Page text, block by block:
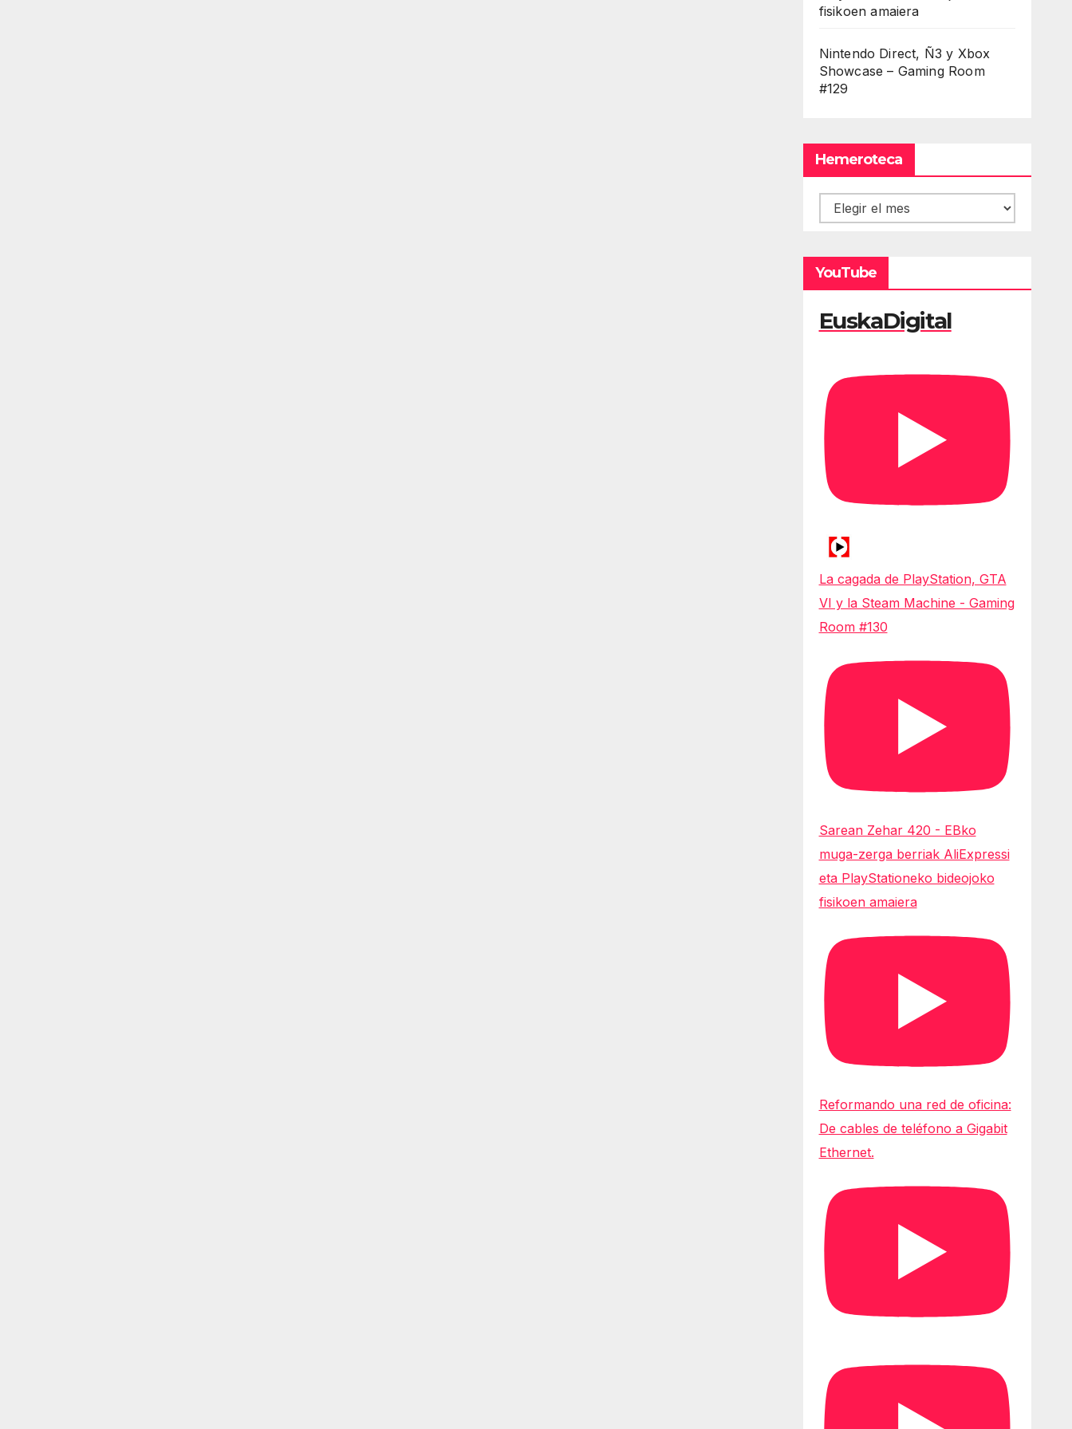
fisikoen amaiera
Nintendo Direct, Ñ3 y Xbox
Showcase – Gaming Room
#129
Hemeroteca
Hemeroteca
YouTube
EuskaDigital
La cagada de PlayStation, GTA
VI y la Steam Machine - Gaming
Room #130
Sarean Zehar 420 - EBko
muga-zerga berriak AliExpressi
eta PlayStationeko bideojoko
fisikoen amaiera
Reformando una red de oficina:
De cables de teléfono a Gigabit
Ethernet.